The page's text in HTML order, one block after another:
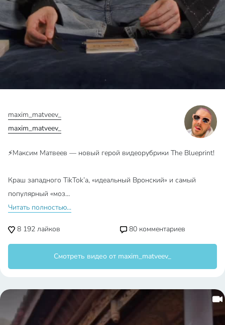
maxim_matveev_
maxim_matveev_
⚡️Максим Матвеев — новый герой видеорубрики The Blueprint!
Краш западного TikTok’a, «идеальный Вронский» и самый
популярный «моз…
Читать полностью...
8 192 лайков 80 комментариев
Смотреть видео от maxim_matveev_